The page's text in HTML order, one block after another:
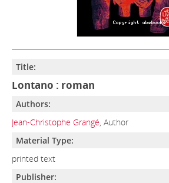
Title:
Lontano : roman
Authors:
Jean-Christophe Grangé, Author
Material Type:
printed text
Publisher: